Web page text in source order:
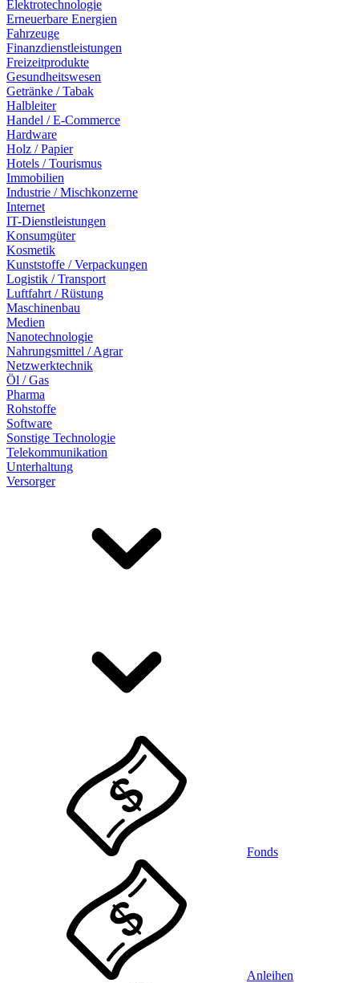
Elektrotechnologie
Erneuerbare Energien
Fahrzeuge
Finanzdienstleistungen
Freizeitprodukte
Gesundheitswesen
Getränke / Tabak
Halbleiter
Handel / E-Commerce
Hardware
Holz / Papier
Hotels / Tourismus
Immobilien
Industrie / Mischkonzerne
Internet
IT-Dienstleistungen
Konsumgüter
Kosmetik
Kunststoffe / Verpackungen
Logistik / Transport
Luftfahrt / Rüstung
Maschinenbau
Medien
Nanotechnologie
Nahrungsmittel / Agrar
Netzwerktechnik
Öl / Gas
Pharma
Rohstoffe
Software
Sonstige Technologie
Telekommunikation
Unterhaltung
Versorger
Fonds
Anleihen